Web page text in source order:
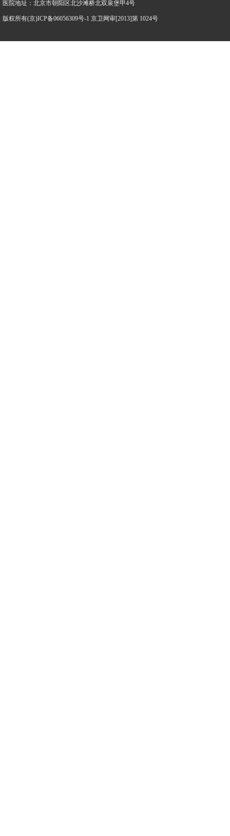
医院地址：北京市朝阳区北沙滩桥北双泉堡甲4号
版权所有(京)ICP备06056309号-1 京卫网审[2013]第 1024号